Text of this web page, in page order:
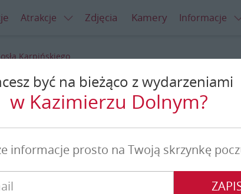
Atrakcje Zdjęcia Kamery Informacje
Karpińskiego
Karpińskiego
być na bieżąco z wydarzeniami
w Kazimierzu Dolnym?
informacje prosto na Twoją skrzynkę